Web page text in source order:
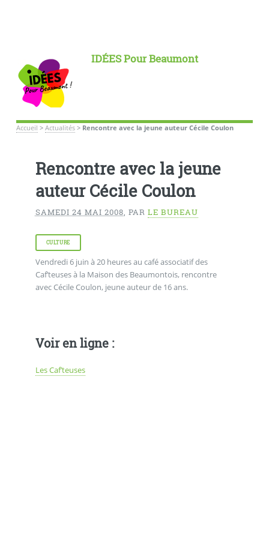
IDÉES Pour Beaumont
Accueil > Actualités> Rencontre avec la jeune auteur Cécile Coulon
Rencontre avec la jeune
auteur Cécile Coulon
SAMEDI 24 MAI 2008, PAR LE BUREAU
CULTURE
Vendredi 6 juin à 20 heures au café associatif des
Caf’teuses à la Maison des Beaumontois, rencontre
avec Cécile Coulon, jeune auteur de 16 ans.
Voir en ligne :
Les Caf’teuses